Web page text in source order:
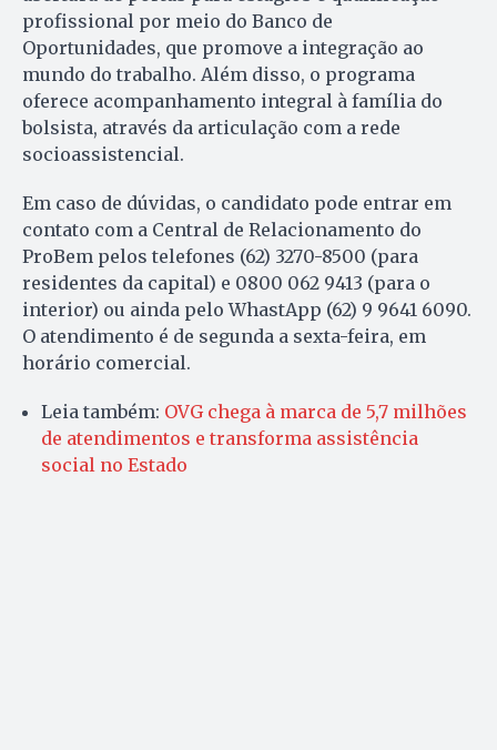
profissional por meio do Banco de
Oportunidades, que promove a integração ao
mundo do trabalho. Além disso, o programa
oferece acompanhamento integral à família do
bolsista, através da articulação com a rede
socioassistencial.
Em caso de dúvidas, o candidato pode entrar em
contato com a Central de Relacionamento do
ProBem pelos telefones (62) 3270-8500 (para
residentes da capital) e 0800 062 9413 (para o
interior) ou ainda pelo WhastApp (62) 9 9641 6090.
O atendimento é de segunda a sexta-feira, em
horário comercial.
Leia também: OVG chega à marca de 5,7 milhões
de atendimentos e transforma assistência
social no Estado